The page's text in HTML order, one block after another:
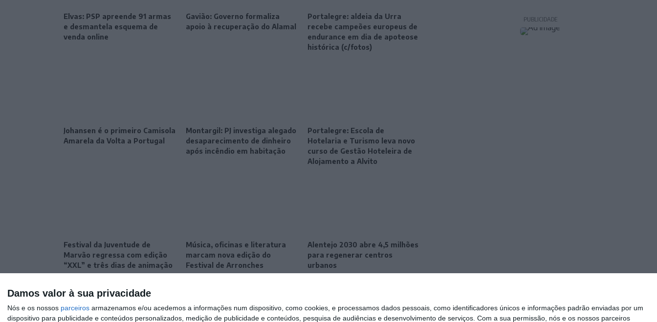
Damos valor à sua privacidade
Nós e os nossos parceiros armazenamos e/ou acedemos a informações num dispositivo, como cookies, e processamos dados pessoais, como identificadores únicos e informações padrão enviadas por um
dispositivo para publicidade e conteúdos personalizados, medição de publicidade e conteúdos, pesquisa de audiências e desenvolvimento de serviços. Com a sua permissão, nós e os nossos parceiros
Elvas: PSP apreende 91 armas
e desmantela esquema de
venda online
Gavião: Governo formaliza
apoio à recuperação do Alamal
Portalegre: aldeia da Urra
recebe campeões europeus de
endurance em dia de apoteose
histórica (c/fotos)
Johansen é o primeiro Camisola
Amarela da Volta a Portugal
Montargil: PJ investiga alegado
desaparecimento de dinheiro
após incêndio em habitação
Portalegre: Escola de
Hotelaria e Turismo leva novo
curso de Gestão Hoteleira de
Alojamento a Alvito
Festival da Juventude de
Marvão regressa com edição
“XXL” e três dias de animação
Música, oficinas e literatura
marcam nova edição do
Festival de Arronches
Alentejo 2030 abre 4,5 milhões
para regenerar centros
urbanos
PUBLICIDADE